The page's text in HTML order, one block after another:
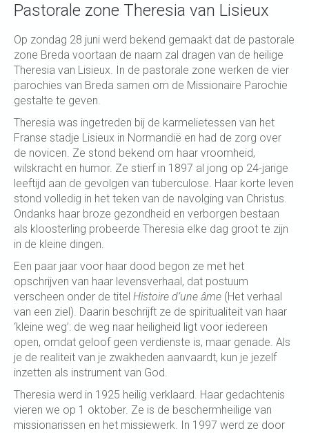
Pastorale zone Theresia van Lisieux
Op zondag 28 juni werd bekend gemaakt dat de pastorale
zone Breda voortaan de naam zal dragen van de heilige
Theresia van Lisieux. In de pastorale zone werken de vier
parochies van Breda samen om de Missionaire Parochie
gestalte te geven.
Theresia was ingetreden bij de karmelietessen van het
Franse stadje Lisieux in Normandië en had de zorg over
de novicen. Ze stond bekend om haar vroomheid,
wilskracht en humor. Ze stierf in 1897 al jong op 24-jarige
leeftijd aan de gevolgen van tuberculose. Haar korte leven
stond volledig in het teken van de navolging van Christus.
Ondanks haar broze gezondheid en verborgen bestaan
als kloosterling probeerde Theresia elke dag groot te zijn
in de kleine dingen.
Een paar jaar voor haar dood begon ze met het
opschrijven van haar levensverhaal, dat postuum
verscheen onder de titel Histoire d’une âme (Het verhaal
van een ziel). Daarin beschrijft ze de spiritualiteit van haar
‘kleine weg’: de weg naar heiligheid ligt voor iedereen
open, omdat geloof geen verdienste is, maar genade. Als
je de realiteit van je zwakheden aanvaardt, kun je jezelf
inzetten als instrument van God.
Theresia werd in 1925 heilig verklaard. Haar gedachtenis
vieren we op 1 oktober. Ze is de beschermheilige van
missionarissen en het missiewerk. In 1997 werd ze door